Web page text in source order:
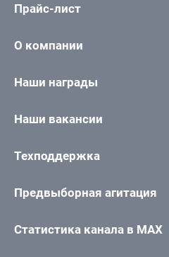
Прайс-лист
О компании
Наши награды
Наши вакансии
Техподдержка
Предвыборная агитация
Статистика канала в MAX